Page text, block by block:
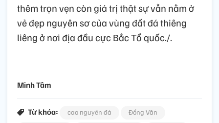
thêm trọn vẹn còn giá trị thật sự vẫn nằm ở
vẻ đẹp nguyên sơ của vùng đất đá thiêng
liêng ở nơi địa đầu cực Bắc Tổ quốc./.
Minh Tâm
Từ khóa: cao nguyên đá
Đồng Văn